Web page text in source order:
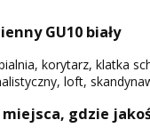
GU10 biały
korytarz, klatka
loft,
miejsca, gdzie